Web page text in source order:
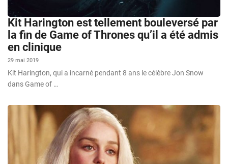
Kit Harington est tellement bouleversé par
la fin de Game of Thrones qu’il a été admis
en clinique
29 mai 2019
Kit Harington, qui a incarné pendant 8 ans le célèbre Jon Snow
dans Game of …